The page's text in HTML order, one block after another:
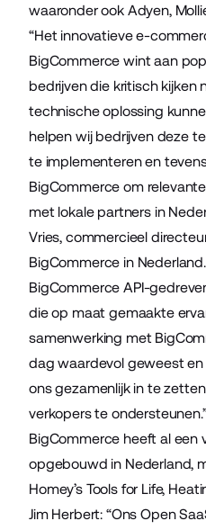
waaronder ook Adyen,
“Het innovatieve e-
BigCommerce wint aan
bedrijven die kritisch kijken
technische oplossing
helpen wij bedrijven deze
te implementeren en
BigCommerce om
met lokale partners in
Vries, commercieel
BigCommerce in
BigCommerce API-
die op maat gemaakte
samenwerking met
dag waardevol geweest
ons gezamenlijk in te
verkopers te
BigCommerce heeft al een
opgebouwd in Nederland,
Homey’s Tools for Life,
Jim Herbert: “Ons Open